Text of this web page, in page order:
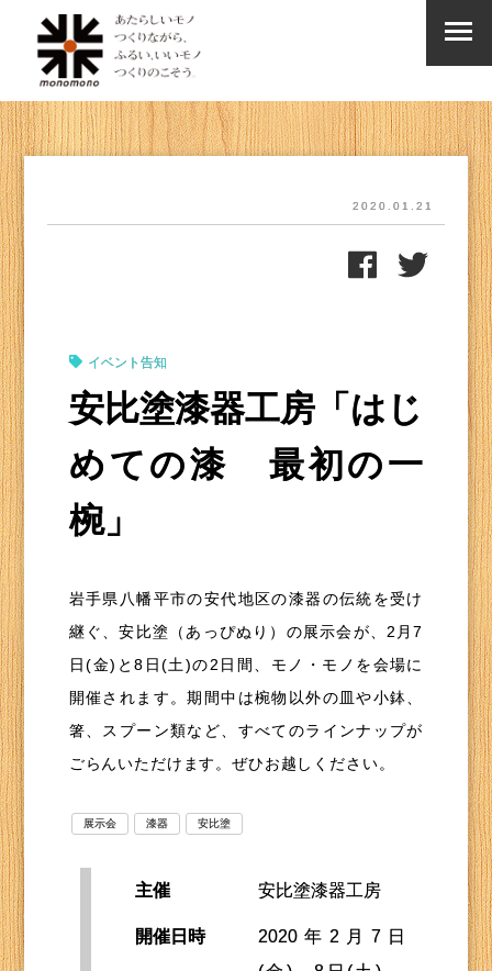
2020.01.21
イベント告知
安比塗漆器工房「はじ
めての漆 最初の一
椀」
岩手県八幡平市の安代地区の漆器の伝統を受け
継ぐ、安比塗（あっぴぬり）の展示会が、2月7
日(金)と8日(土)の2日間、モノ・モノを会場に
開催されます。期間中は椀物以外の皿や小鉢、
箸、スプーン類など、すべてのラインナップが
ごらんいただけます。ぜひお越しください。
展示会 漆器 安比塗
主催 安比塗漆器工房
開催日時
2020年2月7日